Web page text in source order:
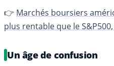
👉 Marchés boursiers
plus rentable que le
Un âge de confusion